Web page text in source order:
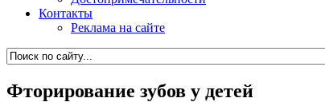
Контакты
Реклама на сайте
Фторирование зубов у детей